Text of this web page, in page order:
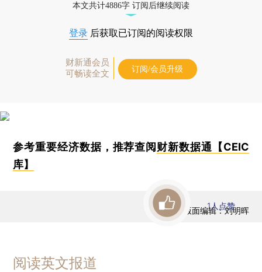
本文共计4886字 订阅后继续阅读
登录 后获取已订阅的阅读权限
财新通会员
可畅读全文
订阅/会员升级
参考重要经济数据，推荐查阅财新数据通【CEIC
库】
版面编辑：刘明晖
1人点赞
阅读英文报道